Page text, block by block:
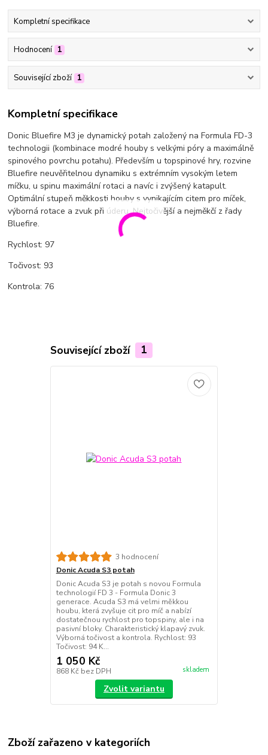
Kompletní specifikace
Hodnocení 1
Související zboží 1
Kompletní specifikace
Donic Bluefire M3 je dynamický potah založený na Formula FD-3
technologii (kombinace modré houby s velkými póry a maximálně
spinového povrchu potahu). Především u topspinové hry, rozvine
Bluefire neuvěřitelnou dynamiku s extrémním vysokým letem
míčku, u spinu maximální rotaci a navíc i zvýšený katapult.
Optimální stupeň měkkosti houby s vynikajícím citem pro míček,
výborná rotace a zvuk při úderu. Nejtočivější a nejměkčí z řady
Bluefire.
Rychlost: 97
Točivost: 93
Kontrola: 76
Související zboží 1
3 hodnocení
Donic Acuda S3 potah
Donic Acuda S3 je potah s novou Formula
technologií FD 3 - Formula Donic 3
generace. Acuda S3 má velmi měkkou
houbu, která zvyšuje cit pro míč a nabízí
dostatečnou rychlost pro topspiny, ale i na
pasivní bloky. Charakteristický klapavý zvuk.
Výborná točivost a kontrola. Rychlost: 93
Točivost: 94 K...
1 050 Kč
868 Kč bez DPH skladem
Zvolit variantu
Zboží zařazeno v kategoriích